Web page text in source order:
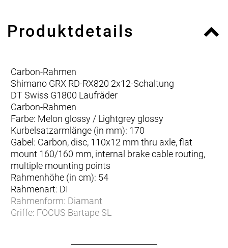
Produktdetails
Carbon-Rahmen
Shimano GRX RD-RX820 2x12-Schaltung
DT Swiss G1800 Laufräder
Carbon-Rahmen
Farbe: Melon glossy / Lightgrey glossy
Kurbelsatzarmlänge (in mm): 170
Gabel: Carbon, disc, 110x12 mm thru axle, flat
mount 160/160 mm, internal brake cable routing,
multiple mounting points
Rahmenhöhe (in cm): 54
Rahmenart: DI
Rahmenform: Diamant
Griffe: FOCUS Bartape SL